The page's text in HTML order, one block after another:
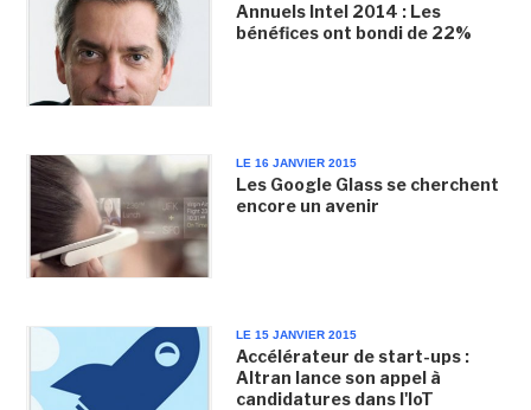
Annuels Intel 2014 : Les
bénéfices ont bondi de 22%
LE 16 JANVIER 2015
Les Google Glass se cherchent
encore un avenir
LE 15 JANVIER 2015
Accélérateur de start-ups :
Altran lance son appel à
candidatures dans l'IoT